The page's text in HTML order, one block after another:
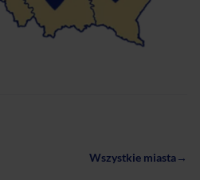
Wszystkie miasta→